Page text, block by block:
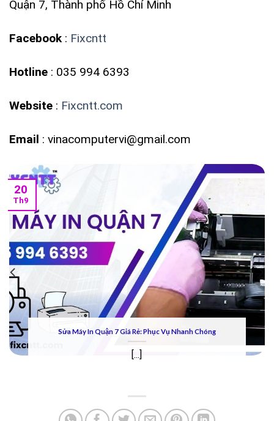
Quận 7, Thành phố Hồ Chí Minh
Facebook: Fixcntt
Hotline : 035 994 6393
Website : Fixcntt.com
Email : vinacomputervi@gmail.com
Sửa Máy In Quận 7 Giá Rẻ: Phục Vụ Nhanh Chóng
[...]
20
Th9